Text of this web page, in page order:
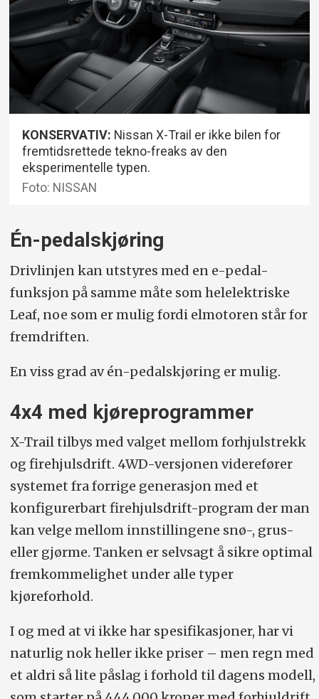
KONSERVATIV: Nissan X-Trail er ikke bilen for
fremtidsrettede tekno-freaks av den
eksperimentelle typen.
Foto: NISSAN
Én-pedalskjøring
Drivlinjen kan utstyres med en e-pedal-
funksjon på samme måte som helelektriske
Leaf, noe som er mulig fordi elmotoren står for
fremdriften.
En viss grad av én-pedalskjøring er mulig.
4x4 med kjøreprogrammer
X-Trail tilbys med valget mellom forhjulstrekk
og firehjulsdrift. 4WD-versjonen viderefører
systemet fra forrige generasjon med et
konfigurerbart firehjulsdrift-program der man
kan velge mellom innstillingene snø-, grus-
eller gjørme. Tanken er selvsagt å sikre optimal
fremkommelighet under alle typer
kjøreforhold.
I og med at vi ikke har spesifikasjoner, har vi
naturlig nok heller ikke priser – men regn med
et aldri så lite påslag i forhold til dagens modell,